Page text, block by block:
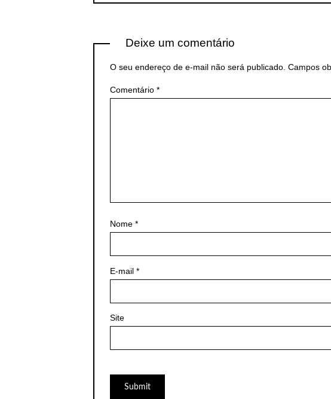
Deixe um comentário
O seu endereço de e-mail não será publicado. Campos
Comentário *
Nome *
E-mail *
Site